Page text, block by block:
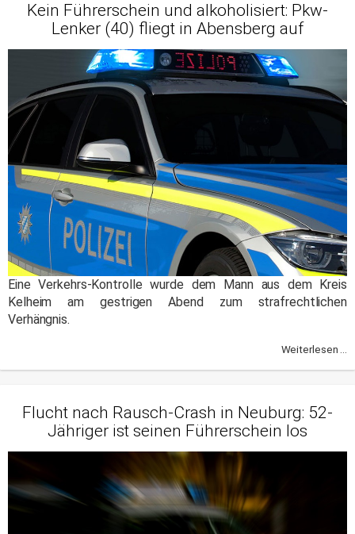
Kein Führerschein und alkoholisiert: Pkw-
Lenker (40) fliegt in Abensberg auf
Eine Verkehrs-Kontrolle wurde dem Mann aus dem Kreis
Kelheim am gestrigen Abend zum strafrechtlichen
Verhängnis.
Weiterlesen ...
Flucht nach Rausch-Crash in Neuburg: 52-
Jähriger ist seinen Führerschein los